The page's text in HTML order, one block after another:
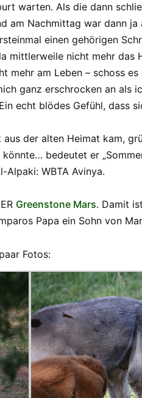
warten. Als die dann
am Nachmittag war dann
einen gehörigen
mittlerweile nicht mehr
mehr am Leben – schoss
ganz erschrocken an als
echt blödes Gefühl, dass
der alten Heimat kam,
bedeutet er
WBTA Avinya.
Greenstone Mars. Damit
Papa ein Sohn von
Fotos: